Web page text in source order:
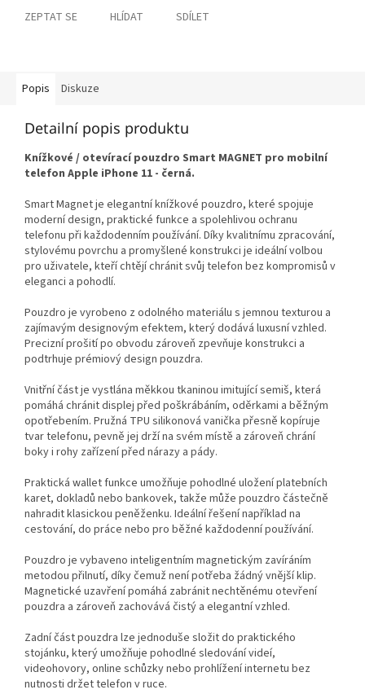
ZEPTAT SE HLÍDAT SDÍLET
Popis Diskuze
Detailní popis produktu
Knížkové / otevírací pouzdro Smart MAGNET pro mobilní
telefon Apple iPhone 11 - černá.
Smart Magnet je elegantní knížkové pouzdro, které spojuje
moderní design, praktické funkce a spolehlivou ochranu
telefonu při každodenním používání. Díky kvalitnímu zpracování,
stylovému povrchu a promyšlené konstrukci je ideální volbou
pro uživatele, kteří chtějí chránit svůj telefon bez kompromisů v
eleganci a pohodlí.
Pouzdro je vyrobeno z odolného materiálu s jemnou texturou a
zajímavým designovým efektem, který dodává luxusní vzhled.
Precizní prošití po obvodu zároveň zpevňuje konstrukci a
podtrhuje prémiový design pouzdra.
Vnitřní část je vystlána měkkou tkaninou imitující semiš, která
pomáhá chránit displej před poškrábáním, oděrkami a běžným
opotřebením. Pružná TPU silikonová vanička přesně kopíruje
tvar telefonu, pevně jej drží na svém místě a zároveň chrání
boky i rohy zařízení před nárazy a pády.
Praktická wallet funkce umožňuje pohodlné uložení platebních
karet, dokladů nebo bankovek, takže může pouzdro částečně
nahradit klasickou peněženku. Ideální řešení například na
cestování, do práce nebo pro běžné každodenní používání.
Pouzdro je vybaveno inteligentním magnetickým zavíráním
metodou přilnutí, díky čemuž není potřeba žádný vnější klip.
Magnetické uzavření pomáhá zabránit nechtěnému otevření
pouzdra a zároveň zachovává čistý a elegantní vzhled.
Zadní část pouzdra lze jednoduše složit do praktického
stojánku, který umožňuje pohodlné sledování videí,
videohovory, online schůzky nebo prohlížení internetu bez
nutnosti držet telefon v ruce.